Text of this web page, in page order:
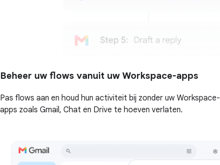
Beheer uw flows vanuit uw Workspace-apps
Pas flows aan en houd hun activiteit bij zonder uw Workspace-
apps zoals Gmail, Chat en Drive te hoeven verlaten.